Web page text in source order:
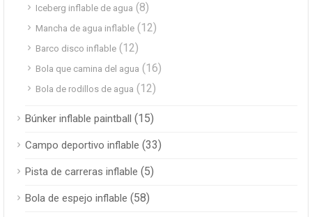
Iceberg inflable de agua (8)
Mancha de agua inflable (12)
Barco disco inflable (12)
Bola que camina del agua (16)
Bola de rodillos de agua (12)
Búnker inflable paintball (15)
Campo deportivo inflable (33)
Pista de carreras inflable (5)
Bola de espejo inflable (58)